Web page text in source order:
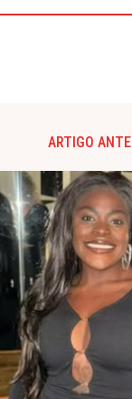
ARTIGO